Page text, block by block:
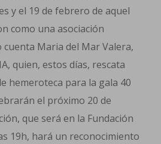
y el 19 de febrero de aquel
como una asociación
cuenta Maria del Mar Valera,
quien, estos días, rescata
hemeroteca para la gala 40
el próximo 20 de
que será en la Fundación
19h, hará un reconocimiento